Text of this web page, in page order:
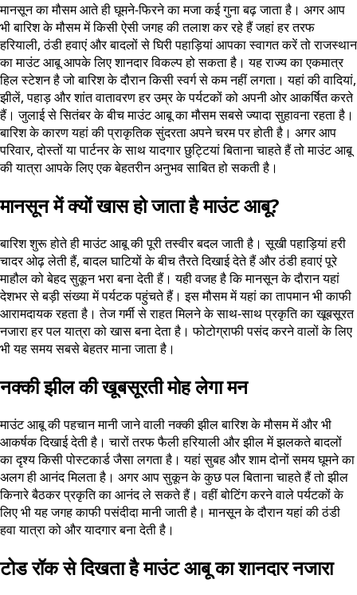
मानसून का मौसम आते ही घूमने-फिरने का मजा कई गुना बढ़ जाता है। अगर आप
भी बारिश के मौसम में किसी ऐसी जगह की तलाश कर रहे हैं जहां हर तरफ
हरियाली, ठंडी हवाएं और बादलों से घिरी पहाड़ियां आपका स्वागत करें तो राजस्थान
का माउंट आबू आपके लिए शानदार विकल्प हो सकता है। यह राज्य का एकमात्र
हिल स्टेशन है जो बारिश के दौरान किसी स्वर्ग से कम नहीं लगता। यहां की वादियां,
झीलें, पहाड़ और शांत वातावरण हर उम्र के पर्यटकों को अपनी ओर आकर्षित करते
हैं। जुलाई से सितंबर के बीच माउंट आबू का मौसम सबसे ज्यादा सुहावना रहता है।
बारिश के कारण यहां की प्राकृतिक सुंदरता अपने चरम पर होती है। अगर आप
परिवार, दोस्तों या पार्टनर के साथ यादगार छुट्टियां बिताना चाहते हैं तो माउंट आबू
की यात्रा आपके लिए एक बेहतरीन अनुभव साबित हो सकती है।
मानसून में क्यों खास हो जाता है माउंट आबू?
बारिश शुरू होते ही माउंट आबू की पूरी तस्वीर बदल जाती है। सूखी पहाड़ियां हरी
चादर ओढ़ लेती हैं, बादल घाटियों के बीच तैरते दिखाई देते हैं और ठंडी हवाएं पूरे
माहौल को बेहद सुकून भरा बना देती हैं। यही वजह है कि मानसून के दौरान यहां
देशभर से बड़ी संख्या में पर्यटक पहुंचते हैं। इस मौसम में यहां का तापमान भी काफी
आरामदायक रहता है। तेज गर्मी से राहत मिलने के साथ-साथ प्रकृति का खूबसूरत
नजारा हर पल यात्रा को खास बना देता है। फोटोग्राफी पसंद करने वालों के लिए
भी यह समय सबसे बेहतर माना जाता है।
नक्की झील की खूबसूरती मोह लेगा मन
माउंट आबू की पहचान मानी जाने वाली नक्की झील बारिश के मौसम में और भी
आकर्षक दिखाई देती है। चारों तरफ फैली हरियाली और झील में झलकते बादलों
का दृश्य किसी पोस्टकार्ड जैसा लगता है। यहां सुबह और शाम दोनों समय घूमने का
अलग ही आनंद मिलता है। अगर आप सुकून के कुछ पल बिताना चाहते हैं तो झील
किनारे बैठकर प्रकृति का आनंद ले सकते हैं। वहीं बोटिंग करने वाले पर्यटकों के
लिए भी यह जगह काफी पसंदीदा मानी जाती है। मानसून के दौरान यहां की ठंडी
हवा यात्रा को और यादगार बना देती है।
टोड रॉक से दिखता है माउंट आबू का शानदार नजारा